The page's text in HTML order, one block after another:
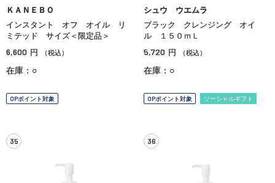
ＫＡＮＥＢＯ
インスタント オフ オイル リ
ミテッド サイズ＜限定品＞
6,600 円 （税込）
在庫：○
OPポイント対象
シュウ ウエムラ
ブラック クレンジング オイ
ル １５０ｍＬ
5,720 円 （税込）
在庫：○
OPポイント対象 ソーシャルギフト
35 36